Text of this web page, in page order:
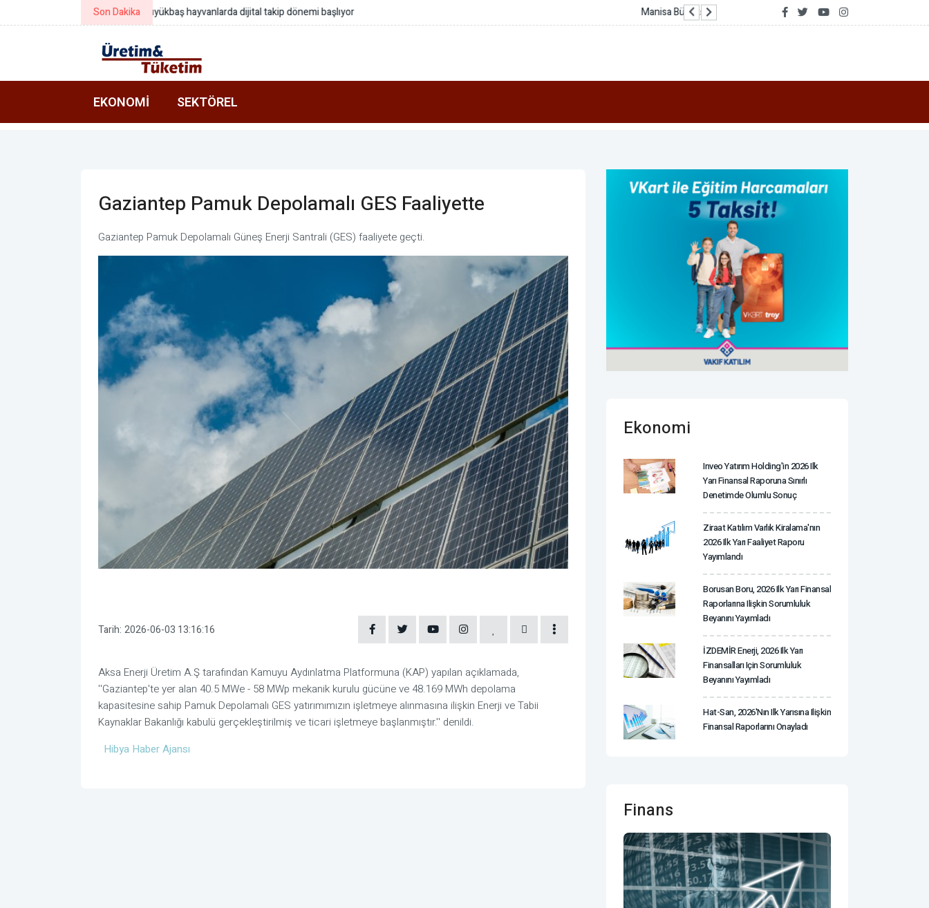
Son Dakika Manisa Büyükşehirden Saruhanlı’da tarımsal sulamaya sondaj desteği Kırcaali’de 350 bin avroyu aşan AB
EKONOMI SEKTÖREL
Gaziantep Pamuk Depolamalı GES Faaliyette
Gaziantep Pamuk Depolamalı Güneş Enerji Santrali (GES) faaliyete geçti.
Tarih: 2026-06-03 13:16:16
Aksa Enerji Üretim A.Ş tarafından Kamuyu Aydınlatma Platformuna (KAP) yapılan açıklamada,
''Gaziantep'te yer alan 40.5 MWe - 58 MWp mekanik kurulu gücüne ve 48.169 MWh depolama
kapasitesine sahip Pamuk Depolamalı GES yatırımımızın işletmeye alınmasına ilişkin Enerji ve Tabii
Kaynaklar Bakanlığı kabulü gerçekleştirilmiş ve ticari işletmeye başlanmıştır.'' denildi.
Hibya Haber Ajansı
Ekonomi
Inveo Yatırım Holding'in 2026 Ilk
Yarı Finansal Raporuna Sınırlı
Denetimde Olumlu Sonuç
Ziraat Katılım Varlık Kiralama'nın
2026 Ilk Yarı Faaliyet Raporu
Yayımlandı
Borusan Boru, 2026 Ilk Yarı Finansal
Raporlarına Ilişkin Sorumluluk
Beyanını Yayımladı
İZDEMİR Enerji, 2026 Ilk Yarı
Finansalları Için Sorumluluk
Beyanını Yayımladı
Hat-San, 2026'nın Ilk Yarısına Ilişkin
Finansal Raporlarını Onayladı
Finans